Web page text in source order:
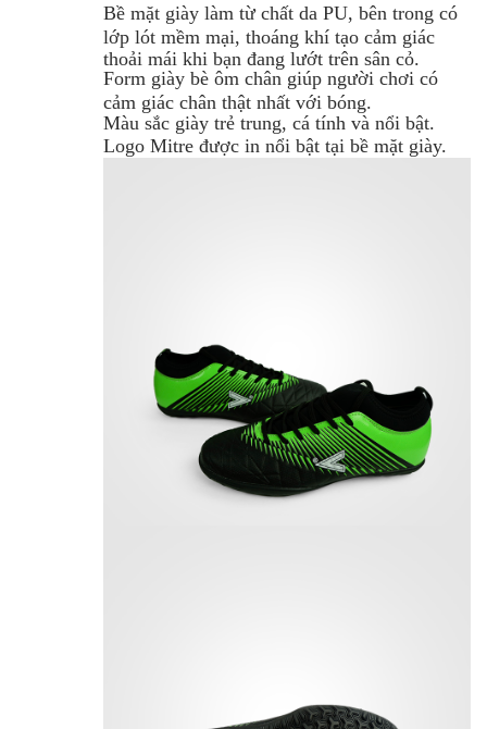
Bề mặt giày làm từ chất da PU, bên trong có
lớp lót mềm mại, thoáng khí tạo cảm giác
thoải mái khi bạn đang lướt trên sân cỏ.
Form giày bè ôm chân giúp người chơi có
cảm giác chân thật nhất với bóng.
Màu sắc giày trẻ trung, cá tính và nổi bật.
Logo Mitre được in nổi bật tại bề mặt giày.